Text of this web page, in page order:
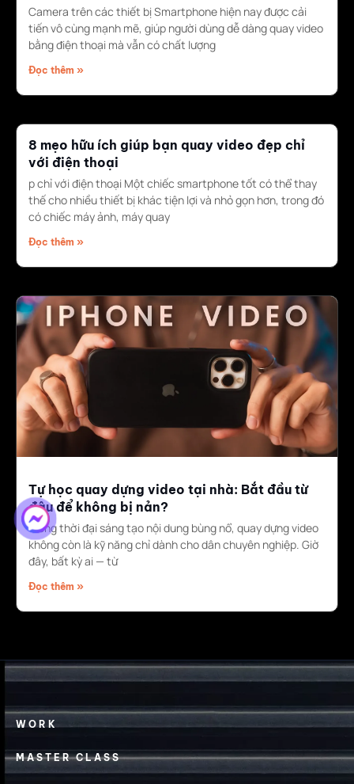
Camera trên các thiết bị Smartphone hiện nay được cải
tiến vô cùng mạnh mẽ, giúp người dùng dễ dàng quay video
bằng điện thoại mà vẫn có chất lượng
Đọc thêm »
8 mẹo hữu ích giúp bạn quay video đẹp chỉ
với điện thoại
p chỉ với điện thoại Một chiếc smartphone tốt có thể thay
thế cho nhiều thiết bị khác tiện lợi và nhỏ gọn hơn, trong đó
có chiếc máy ảnh, máy quay
Đọc thêm »
Tự học quay dựng video tại nhà: Bắt đầu từ
đâu để không bị nản?
Trong thời đại sáng tạo nội dung bùng nổ, quay dựng video
không còn là kỹ năng chỉ dành cho dân chuyên nghiệp. Giờ
đây, bất kỳ ai — từ
Đọc thêm »
WORK
MASTER CLASS